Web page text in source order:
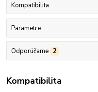
Kompatibilita
Parametre
Odporúčame 2
Kompatibilita